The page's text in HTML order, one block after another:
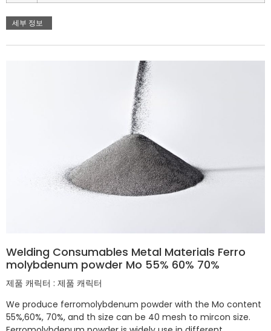
세부 정보
Welding Consumables Metal Materials Ferro
molybdenum powder Mo 55% 60% 70%
제품 캐릭터 : 제품 캐릭터
We produce ferromolybdenum powder with the Mo content
55%,60%, 70%, and th size can be 40 mesh to mircon size.